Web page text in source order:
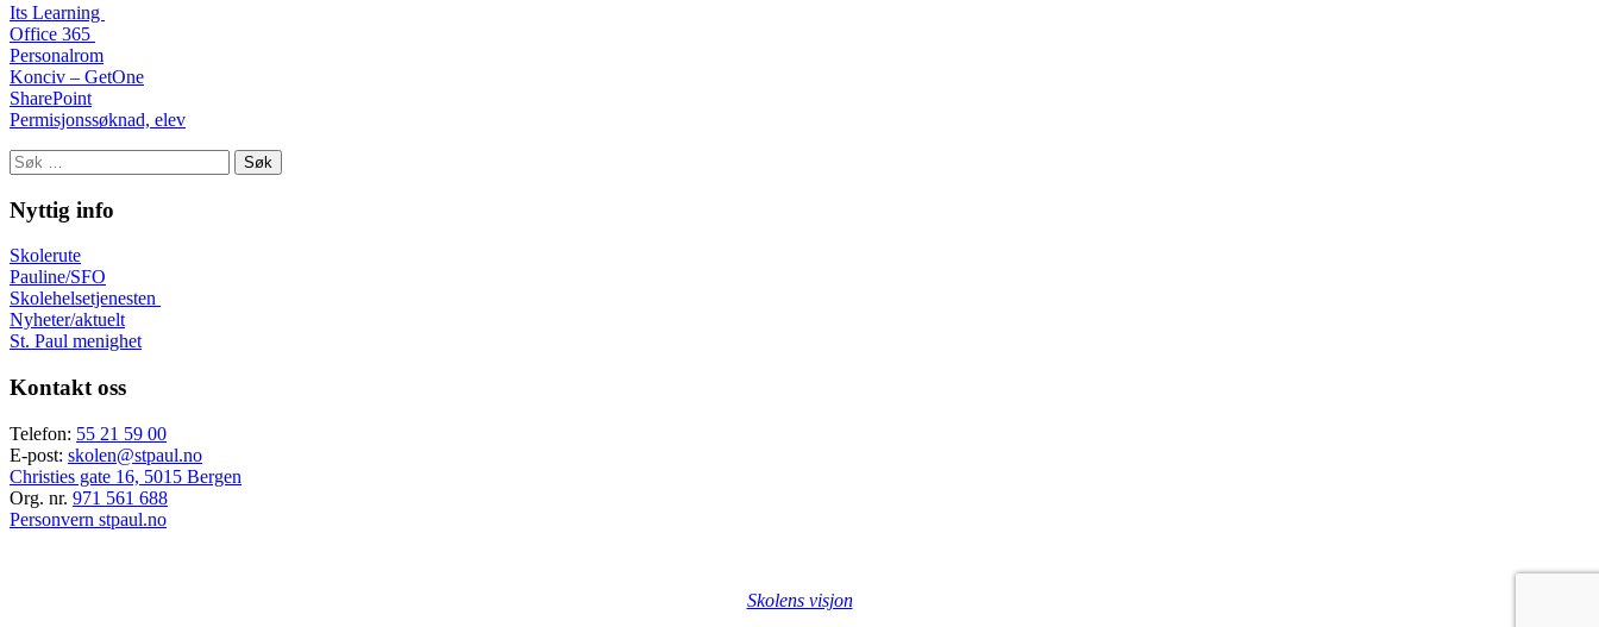
Its Learning
Office 365
Personalrom
Konciv – GetOne
SharePoint
Permisjonssøknad, elev
Søk
etter:
Nyttig info
Skolerute
Pauline/SFO
Skolehelsetjenesten
Nyheter/aktuelt
St. Paul menighet
Kontakt oss
Telefon: 55 21 59 00
E-post: skolen@stpaul.no
Christies gate 16, 5015 Bergen
Org. nr. 971 561 688
Personvern stpaul.no
Skolens visjon